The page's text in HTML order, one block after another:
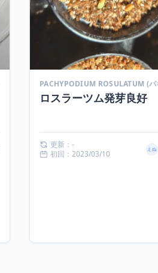
ロスラーツム発芽良好
更新：-
初回：2023/03/10